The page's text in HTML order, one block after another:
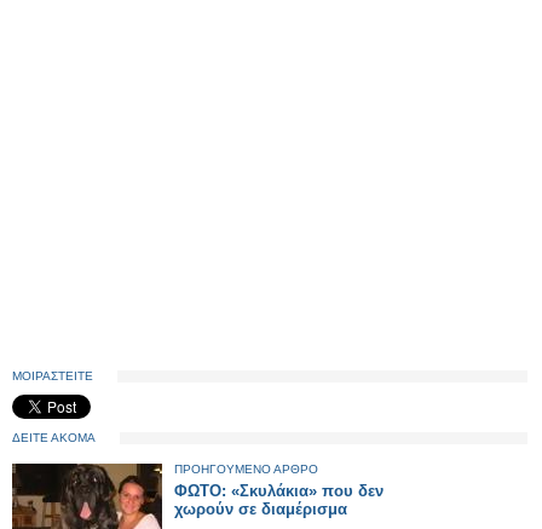
ΜΟΙΡΑΣΤΕΙΤΕ
ΔΕΙΤΕ ΑΚΟΜΑ
ΠΡΟΗΓΟΥΜΕΝΟ ΑΡΘΡΟ
ΦΩΤΟ: «Σκυλάκια» που δεν
χωρούν σε διαμέρισμα